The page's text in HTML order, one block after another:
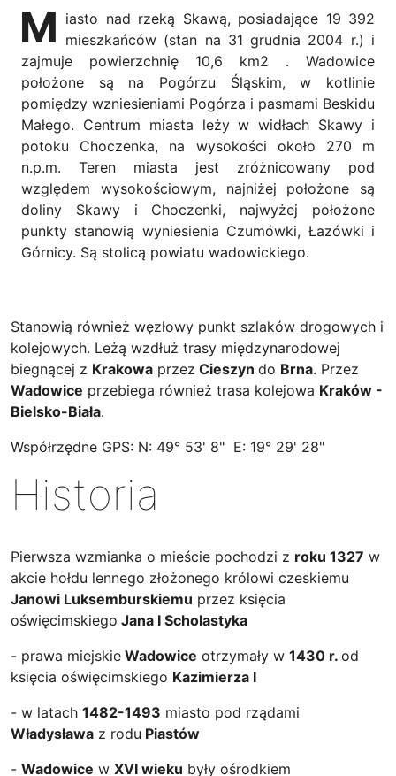
M iasto nad rzeką Skawą, posiadające 19 392
mieszkańców (stan na 31 grudnia 2004 r.) i
zajmuje powierzchnię 10,6 km2 . Wadowice
położone są na Pogórzu Śląskim, w kotlinie
pomiędzy wzniesieniami Pogórza i pasmami Beskidu
Małego. Centrum miasta leży w widłach Skawy i
potoku Choczenka, na wysokości około 270 m
n.p.m. Teren miasta jest zróżnicowany pod
względem wysokościowym, najniżej położone są
doliny Skawy i Choczenki, najwyżej położone
punkty stanowią wyniesienia Czumówki, Łazówki i
Górnicy. Są stolicą powiatu wadowickiego.
Stanowią również węzłowy punkt szlaków drogowych i
kolejowych. Leżą wzdłuż trasy międzynarodowej
biegnącej z Krakowa przez Cieszyn do Brna. Przez
Wadowice przebiega również trasa kolejowa Kraków -
Bielsko-Biała.
Współrzędne GPS: N: 49° 53' 8" E: 19° 29' 28"
Historia
Pierwsza wzmianka o mieście pochodzi z roku 1327 w
akcie hołdu lennego złożonego królowi czeskiemu
Janowi Luksemburskiemu przez księcia
oświęcimskiego Jana I Scholastyka
- prawa miejskie Wadowice otrzymały w 1430 r. od
księcia oświęcimskiego Kazimierza I
- w latach 1482-1493 miasto pod rządami
Władysława z rodu Piastów
- Wadowice w XVI wieku były ośrodkiem